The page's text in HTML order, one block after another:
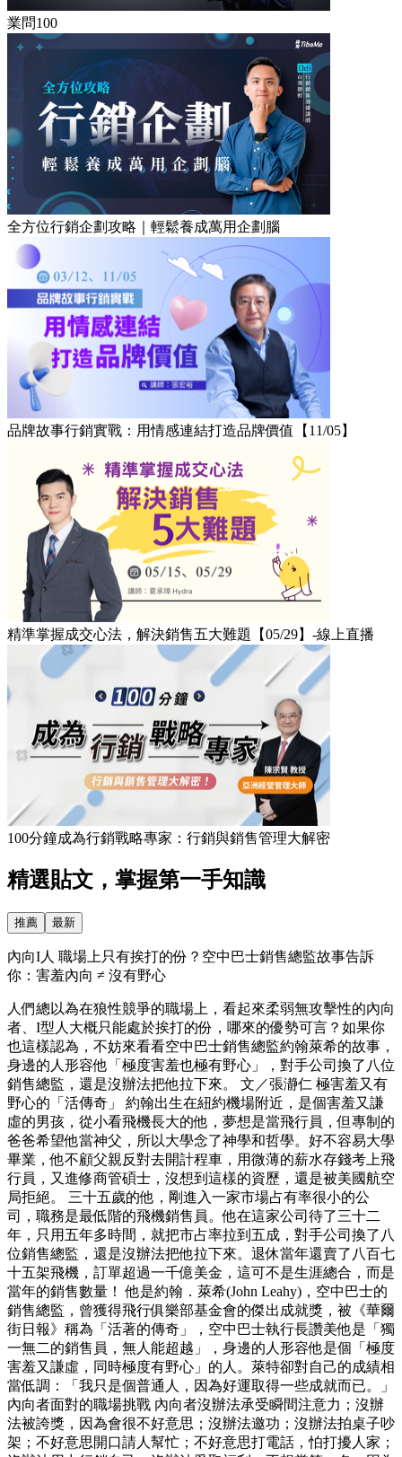
業問100
全方位行銷企劃攻略｜輕鬆養成萬用企劃腦
品牌故事行銷實戰：用情感連結打造品牌價值【11/05】
精準掌握成交心法，解決銷售五大難題【05/29】-線上直播
100分鐘成為行銷戰略專家：行銷與銷售管理大解密
精選貼文，掌握第一手知識
推薦 最新
內向I人 職場上只有挨打的份？空中巴士銷售總監故事告訴
你：害羞內向 ≠ 沒有野心
人們總以為在狼性競爭的職場上，看起來柔弱無攻擊性的內向
者、I型人大概只能處於挨打的份，哪來的優勢可言？如果你
也這樣認為，不妨來看看空中巴士銷售總監約翰萊希的故事，
身邊的人形容他「極度害羞也極有野心」，對手公司換了八位
銷售總監，還是沒辦法把他拉下來。 文／張瀞仁 極害羞又有
野心的「活傳奇」 約翰出生在紐約機場附近，是個害羞又謙
虛的男孩，從小看飛機長大的他，夢想是當飛行員，但專制的
爸爸希望他當神父，所以大學念了神學和哲學。好不容易大學
畢業，他不顧父親反對去開計程車，用微薄的薪水存錢考上飛
行員，又進修商管碩士，沒想到這樣的資歷，還是被美國航空
局拒絕。 三十五歲的他，剛進入一家市場占有率很小的公
司，職務是最低階的飛機銷售員。他在這家公司待了三十二
年，只用五年多時間，就把市占率拉到五成，對手公司換了八
位銷售總監，還是沒辦法把他拉下來。退休當年還賣了八百七
十五架飛機，訂單超過一千億美金，這可不是生涯總合，而是
當年的銷售數量！ 他是約翰．萊希(John Leahy)，空中巴士的
銷售總監，曾獲得飛行俱樂部基金會的傑出成就獎，被《華爾
街日報》稱為「活著的傳奇」，空中巴士執行長讚美他是「獨
一無二的銷售員，無人能超越」，身邊的人形容他是個「極度
害羞又謙虛，同時極度有野心」的人。萊特卻對自己的成績相
當低調：「我只是個普通人，因為好運取得一些成就而已。」
內向者面對的職場挑戰 內向者沒辦法承受瞬間注意力；沒辦
法被誇獎，因為會很不好意思；沒辦法邀功；沒辦法拍桌子吵
架；不好意思開口請人幫忙；不好意思打電話，怕打擾人家；